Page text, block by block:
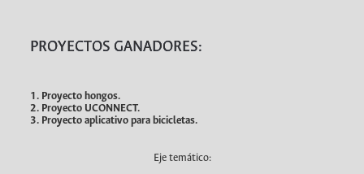
PROYECTOS GANADORES:
1. Proyecto hongos.
2. Proyecto UCONNECT.
3. Proyecto aplicativo para bicicletas.
Eje temático: